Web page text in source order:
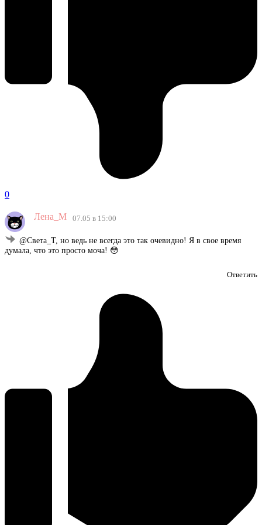
0
Лена_М 07.05 в 15:00
@Света_Т, но ведь не всегда это так очевидно! Я в свое время
думала, что это просто моча! 😳
Ответить